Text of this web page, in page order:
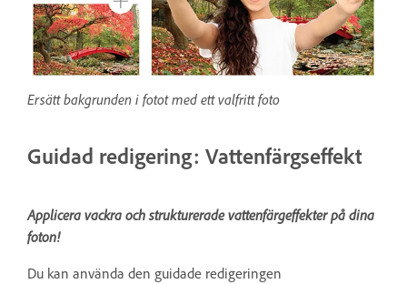
Ersätt bakgrunden i fotot med ett valfritt foto
Guidad redigering: Vattenfärgseffekt
Applicera vackra och strukturerade vattenfärgeffekter på dina
foton!
Du kan använda den guidade redigeringen